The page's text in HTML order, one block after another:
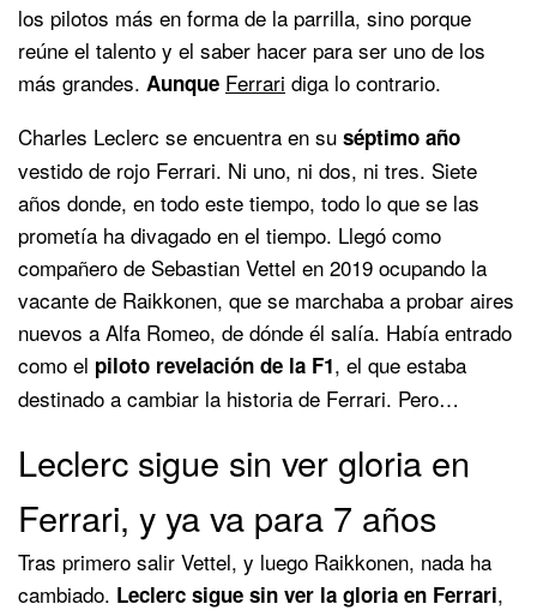
los pilotos más en forma de la parrilla, sino porque
reúne el talento y el saber hacer para ser uno de los
más grandes. Aunque Ferrari diga lo contrario.
Charles Leclerc se encuentra en su séptimo año
vestido de rojo Ferrari. Ni uno, ni dos, ni tres. Siete
años donde, en todo este tiempo, todo lo que se las
prometía ha divagado en el tiempo. Llegó como
compañero de Sebastian Vettel en 2019 ocupando la
vacante de Raikkonen, que se marchaba a probar aires
nuevos a Alfa Romeo, de dónde él salía. Había entrado
como el piloto revelación de la F1, el que estaba
destinado a cambiar la historia de Ferrari. Pero…
Leclerc sigue sin ver gloria en
Ferrari, y ya va para 7 años
Tras primero salir Vettel, y luego Raikkonen, nada ha
cambiado. Leclerc sigue sin ver la gloria en Ferrari,